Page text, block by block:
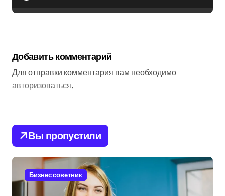
Добавить комментарий
Для отправки комментария вам необходимо
авторизоваться.
Вы пропустили
Бизнес советник